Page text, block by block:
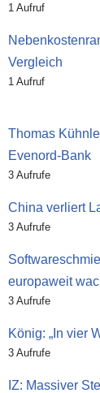
1 Aufruf
Vergleich
1 Aufruf
Thomas
Evenord-Bank
3 Aufrufe
China verliert
3 Aufrufe
europaweit
3 Aufrufe
König: „In vier
3 Aufrufe
IZ: Massiver